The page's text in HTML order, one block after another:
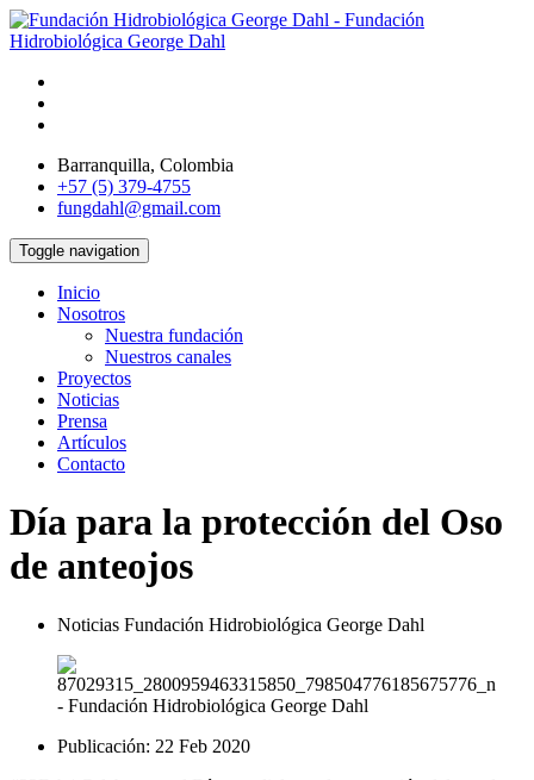
Barranquilla, Colombia
+57 (5) 379-4755
fungdahl@gmail.com
Toggle navigation
Inicio
Nosotros
Nuestra fundación
Nuestros canales
Proyectos
Noticias
Prensa
Artículos
Contacto
Día para la protección del Oso
de anteojos
Noticias Fundación Hidrobiológica George Dahl
Publicación: 22 Feb 2020